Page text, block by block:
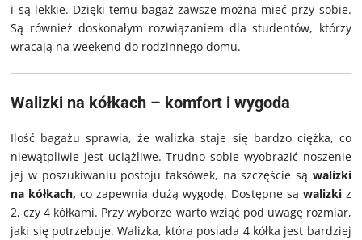
i są lekkie. Dzięki temu bagaż zawsze można mieć przy sobie.
Są również doskonałym rozwiązaniem dla studentów, którzy
wracają na weekend do rodzinnego domu.
Walizki na kółkach – komfort i wygoda
Ilość bagażu sprawia, że walizka staje się bardzo ciężka, co
niewątpliwie jest uciążliwe. Trudno sobie wyobrazić noszenie
jej w poszukiwaniu postoju taksówek, na szczęście są walizki
na kółkach, co zapewnia dużą wygodę. Dostępne są walizkiz
2, czy 4 kółkami. Przy wyborze warto wziąć pod uwagę rozmiar,
jaki się potrzebuje. Walizka, która posiada 4 kółka jest bardziej